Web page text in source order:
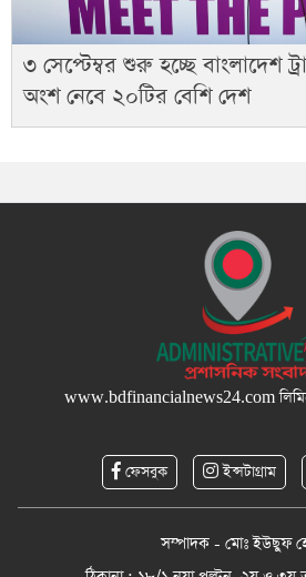
৩ সেপ্টেম্বর শুরু হচ্ছে বাংলাদেশ
অংশ নেবে ২০টির বেশি দেশ
www.bdfinancialnews24.com
ফেসবুক ইন্সটাগ্রাম
সম্পাদক - মোঃ ইউছুফ